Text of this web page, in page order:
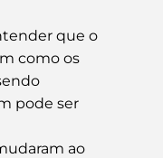
que o
como os
pode ser
ao